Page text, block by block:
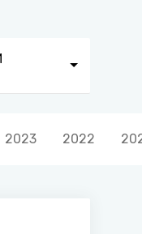
2023 2022